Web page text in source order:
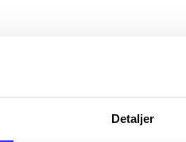
Detaljer